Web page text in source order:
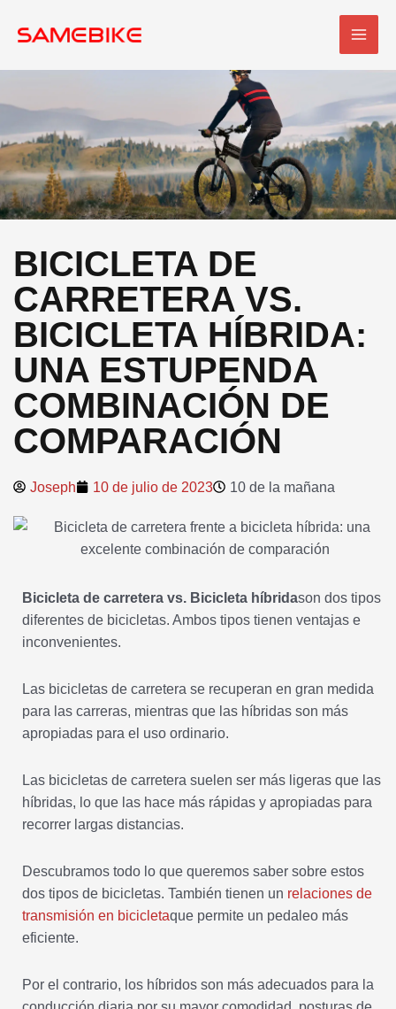
BICICLETA DE
CARRETERA VS.
BICICLETA HÍBRIDA:
UNA ESTUPENDA
COMBINACIÓN DE
COMPARACIÓN
Joseph 10 de julio de 2023 10 de la mañana
Bicicleta de carretera vs. Bicicleta híbridason dos tipos
diferentes de bicicletas. Ambos tipos tienen ventajas e
inconvenientes.
Las bicicletas de carretera se recuperan en gran medida
para las carreras, mientras que las híbridas son más
apropiadas para el uso ordinario.
Las bicicletas de carretera suelen ser más ligeras que las
híbridas, lo que las hace más rápidas y apropiadas para
recorrer largas distancias.
Descubramos todo lo que queremos saber sobre estos
dos tipos de bicicletas. También tienen un relaciones de
transmisión en bicicletaque permite un pedaleo más
eficiente.
Por el contrario, los híbridos son más adecuados para la